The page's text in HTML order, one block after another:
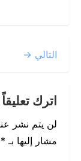
التالي →
اترك تعليقاً
لن يتم نشر
مشار إليها بـ *